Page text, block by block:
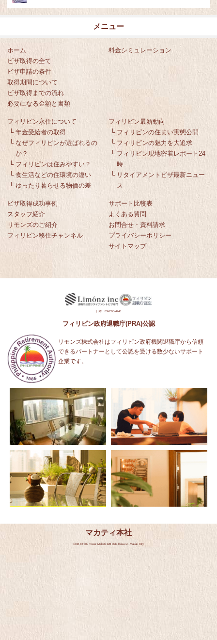
メニュー
ホーム
ビザ取得の全て
ビザ申請の条件
取得期間について
ビザ取得までの流れ
必要になる金額と書類
料金シミュレーション
フィリピン永住について
└ 年金受給者の取得
└ なぜフィリピンが選ばれるの
か？
└ フィリピンは住みやすい？
└ 食生活などの住環境の違い
└ ゆったり暮らせる物価の差
フィリピン最新動向
└ フィリピンの住まい実態公開
└ フィリピンの魅力を大追求
└ フィリピン現地密着レポート24
時
└ リタイアメントビザ最新ニュー
ス
ビザ取得成功事例
スタッフ紹介
リモンズのご紹介
フィリピン移住チャンネル
サポート比較表
よくある質問
お問合せ・資料請求
プライバシーポリシー
サイトマップ
日本：03-6555-4240
フィリピン政府退職庁(PRA)公認
リモンズ株式会社はフィリピン政府機関退職庁から信頼
できるパートナーとして公認を受ける数少ないサポート
企業です。
マカティ本社
1532,ETON Tower Makati 128 Dela Rosa st.,Makati City